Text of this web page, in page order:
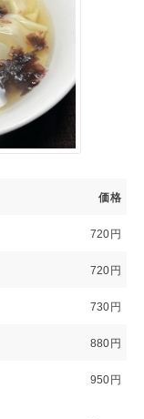
価格
720円
720円
730円
880円
950円